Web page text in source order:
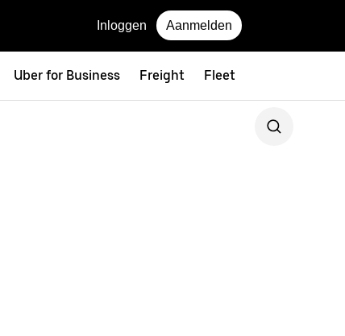
Inloggen Aanmelden
Uber for Business Freight Fleet